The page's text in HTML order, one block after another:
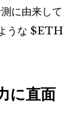
に由来して
うな $ETH
に直面